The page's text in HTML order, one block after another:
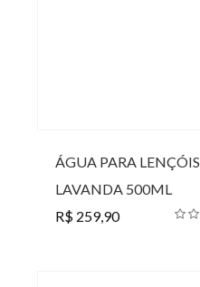
ÁGUA PARA LENÇÓIS
LAVANDA 500ML
R$ 259,90